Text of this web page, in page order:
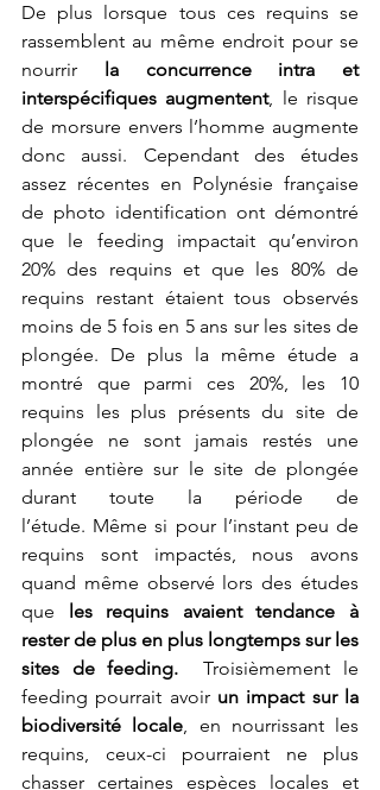
De plus lorsque tous ces requins se
rassemblent au même endroit pour se
nourrir la concurrence intra et
interspécifiques augmentent, le risque
de morsure envers l’homme augmente
donc aussi. Cependant des études
assez récentes en Polynésie française
de photo identification ont démontré
que le feeding impactait qu’environ
20% des requins et que les 80% de
requins restant étaient tous observés
moins de 5 fois en 5 ans sur les sites de
plongée. De plus la même étude a
montré que parmi ces 20%, les 10
requins les plus présents du site de
plongée ne sont jamais restés une
année entière sur le site de plongée
durant toute la période de
l’étude. Même si pour l’instant peu de
requins sont impactés, nous avons
quand même observé lors des études
que les requins avaient tendance à
rester de plus en plus longtemps sur les
sites de feeding. Troisièmement le
feeding pourrait avoir un impact sur la
biodiversité locale, en nourrissant les
requins, ceux-ci pourraient ne plus
chasser certaines espèces locales et